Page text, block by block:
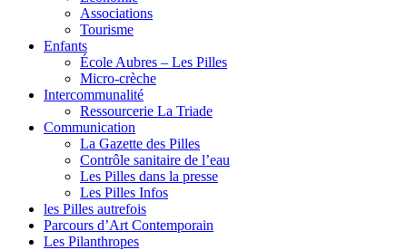
Associations
Tourisme
Enfants
École Aubres – Les Pilles
Micro-crèche
Intercommunalité
Ressourcerie La Triade
Communication
La Gazette des Pilles
Contrôle sanitaire de l’eau
Les Pilles dans la presse
Les Pilles Infos
les Pilles autrefois
Parcours d’Art Contemporain
Les Pilanthropes